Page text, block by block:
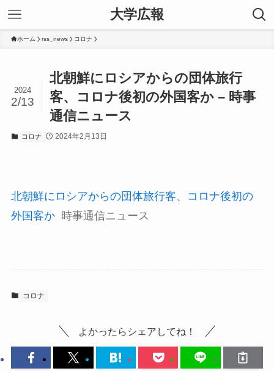
大学広報
ホーム rss_news コロナ
北朝鮮にロシアからの団体旅行
客、コロナ後初の外国客か – 時事
通信ニュース
2024
2/13
コロナ 2024年2月13日
北朝鮮にロシアからの団体旅行客、コロナ後初の
外国客か 時事通信ニュース
コロナ
よかったらシェアしてね！